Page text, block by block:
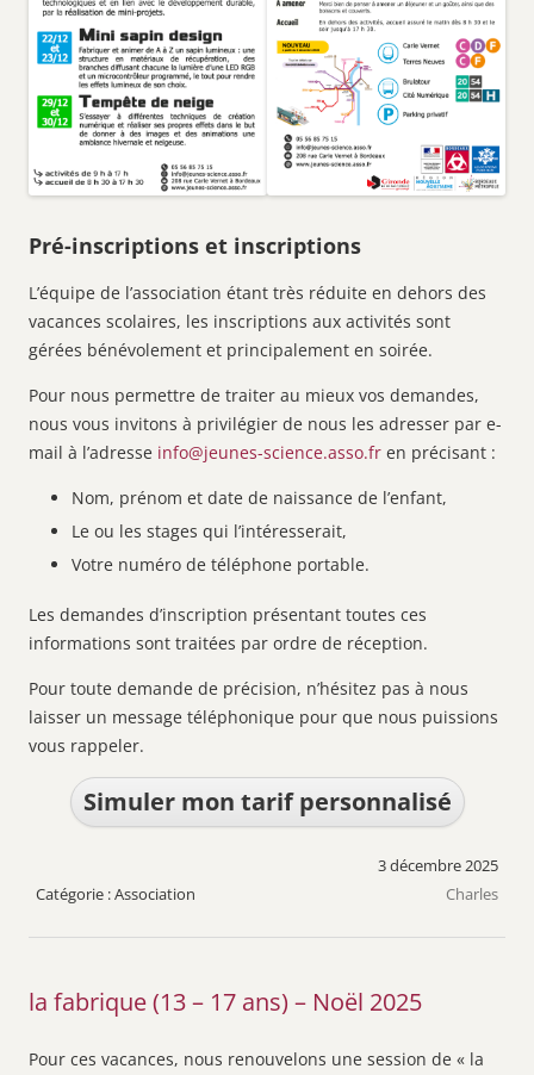
Pré-inscriptions et inscriptions
L’équipe de l’association étant très réduite en dehors des
vacances scolaires, les inscriptions aux activités sont
gérées bénévolement et principalement en soirée.
Pour nous permettre de traiter au mieux vos demandes,
nous vous invitons à privilégier de nous les adresser par e-
mail à l’adresse info@jeunes-science.asso.fr en précisant :
Nom, prénom et date de naissance de l’enfant,
Le ou les stages qui l’intéresserait,
Votre numéro de téléphone portable.
Les demandes d’inscription présentant toutes ces
informations sont traitées par ordre de réception.
Pour toute demande de précision, n’hésitez pas à nous
laisser un message téléphonique pour que nous puissions
vous rappeler.
Simuler mon tarif personnalisé
Association
3 décembre 2025
Charles
la fabrique (13 – 17 ans) – Noël 2025
Pour ces vacances, nous renouvelons une session de « la